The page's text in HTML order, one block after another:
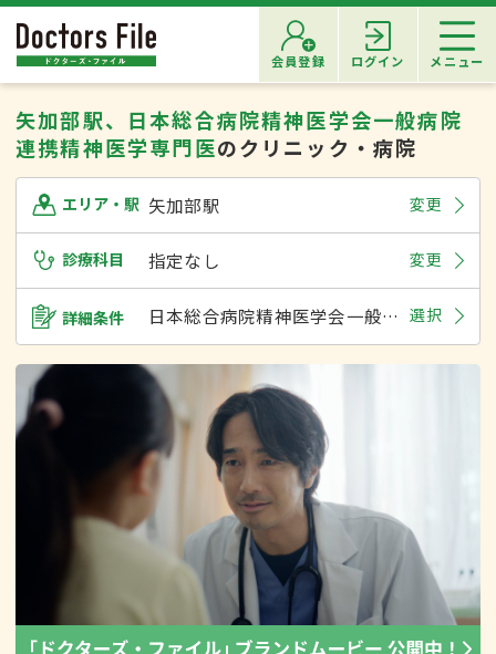
会員登録 ログイン メニュー
矢加部駅、日本総合病院精神医学会一般病院
連携精神医学専門医のクリニック・病院
エリア・駅 矢加部駅 変更
診療科目 指定なし 変更
詳細条件 日本総合病院精神医学会一般病院連携精神医学専門医 選択